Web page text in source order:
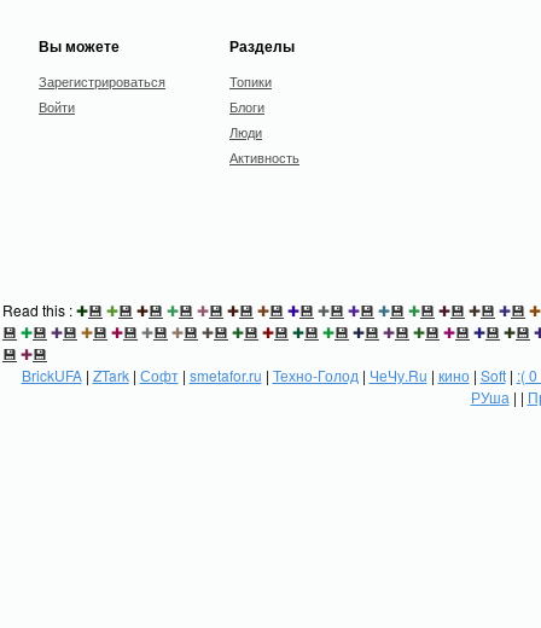
Вы можете
Зарегистрироваться
Войти
Разделы
Топики
Блоги
Люди
Активность
Read this :✚💾 ✚💾 ✚💾 ✚💾 ✚💾 ✚💾 ✚💾 ✚💾 ✚💾 ✚💾 ✚💾 ✚💾 ✚💾 ✚💾 ✚💾 ✚
💾 ✚💾 ✚💾 ✚💾 ✚💾 ✚💾 ✚💾 ✚💾 ✚💾 ✚💾 ✚💾 ✚💾 ✚💾 ✚💾 ✚💾 ✚💾 ✚💾 ✚💾
💾 ✚💾
BrickUFA| ZTark| Софт| smetafor.ru | Техно-Голод | ЧеЧу.Ru | кино| Soft| :(
РУша | |